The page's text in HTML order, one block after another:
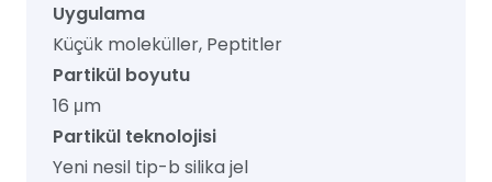
Uygulama
Küçük moleküller, Peptitler
Partikül boyutu
16 μm
Partikül teknolojisi
Yeni nesil tip-b silika jel